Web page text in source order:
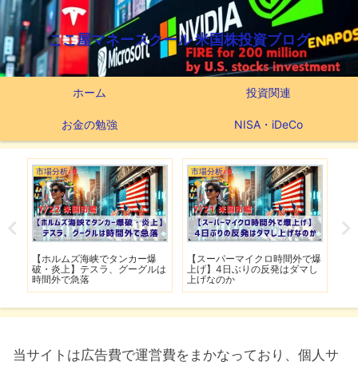
ここ屋マネースクール 米国株投資ブログ
ホーム 投資関連
お金の勉強 NISA・iDeCo
市場分析
【ホルムズ海峡でタンカー爆
破・炎上】テスラ、グーグルは
時間外で急落
市場分析
【スーパーマイクロ時間外で爆
上げ】4日ぶりの反発はダマし
上げなのか
当サイトは広告費で運営費をまかなっており、個人サ